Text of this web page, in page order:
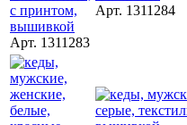
Арт. 1311283
Арт. 1311284